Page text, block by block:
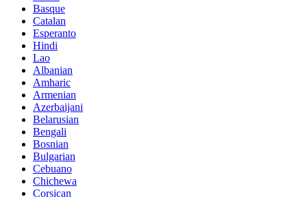
Basque
Catalan
Esperanto
Hindi
Lao
Albanian
Amharic
Armenian
Azerbaijani
Belarusian
Bengali
Bosnian
Bulgarian
Cebuano
Chichewa
Corsican